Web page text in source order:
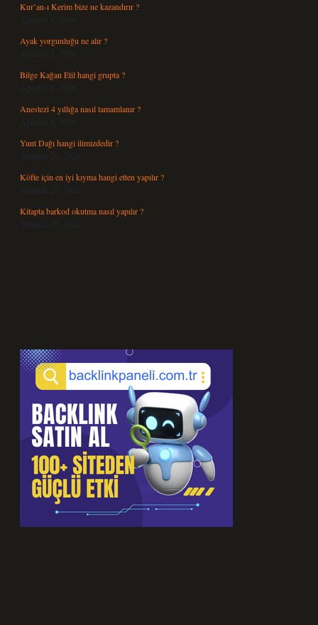
Kur’an-ı Kerim bize ne kazandırır ?
Ağustos 6, 2026
Ayak yorgunluğu ne alır ?
Ağustos 5, 2026
Bilge Kağan Etil hangi grupta ?
Ağustos 4, 2026
Anestezi 4 yıllığa nasıl tamamlanır ?
Ağustos 4, 2026
Yunt Dağı hangi ilimizdedir ?
Temmuz 29, 2026
Köfte için en iyi kıyma hangi etten yapılır ?
Temmuz 27, 2026
Kitapta barkod okutma nasıl yapılır ?
Temmuz 25, 2026